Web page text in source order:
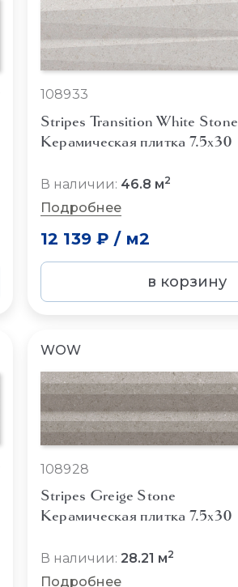
108933
Stripes Transition White Stone
Керамическая плитка 7.5x30
В наличии: 46.8 м2
Подробнее
12 139 ₽ / м2
в корзину
WOW
108928
Stripes Greige Stone
Керамическая плитка 7.5x30
В наличии: 28.21 м2
Подробнее